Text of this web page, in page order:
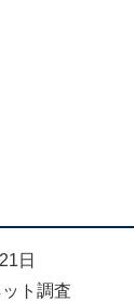
日
ト調査